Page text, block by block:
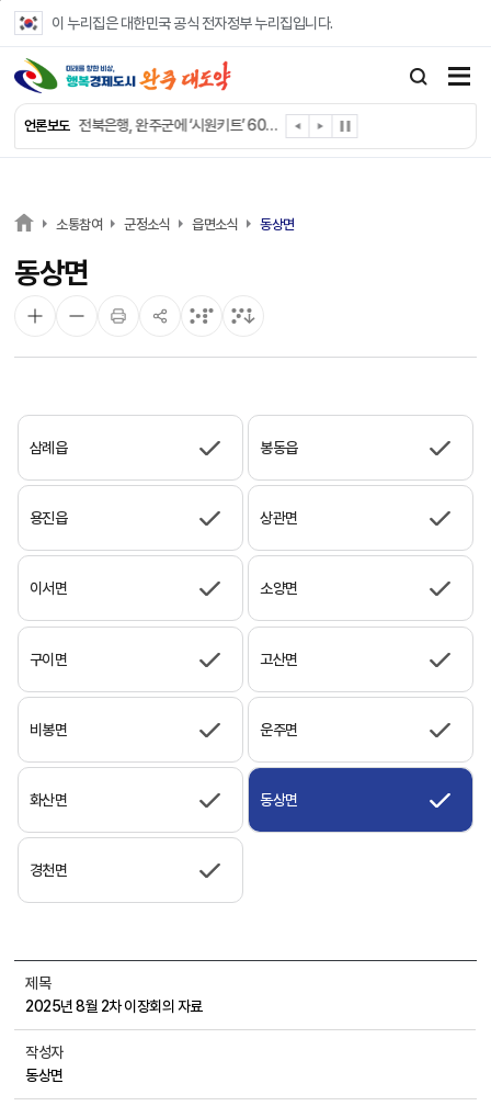
이 누리집은 대한민국 공식 전자정부 누리집입니다.
언론보도
완주 청소년, 삼성 임직원 만나 미래 진로 그린다
전북은행, 완주군에 ‘시원키트’ 60세트 기탁
㈜새눈, 완주군에 성금 1,000만 원 기탁
완주 미래라이온스, 경로당 냉장고 후원
소통참여 군정소식 읍면소식 동상면
동상면
삼례읍 봉동읍
용진읍 상관면
이서면 소양면
구이면 고산면
비봉면 운주면
화산면 동상면
경천면
제목
2025년 8월 2차 이장회의 자료
작성자
동상면